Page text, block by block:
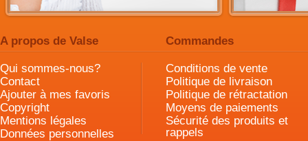
A propos de Valse Commandes
Qui sommes-nous?
Contact
Ajouter à mes favoris
Copyright
Mentions légales
Données personnelles
Conditions de vente
Politique de livraison
Politique de rétractation
Moyens de paiements
Sécurité des produits et
rappels